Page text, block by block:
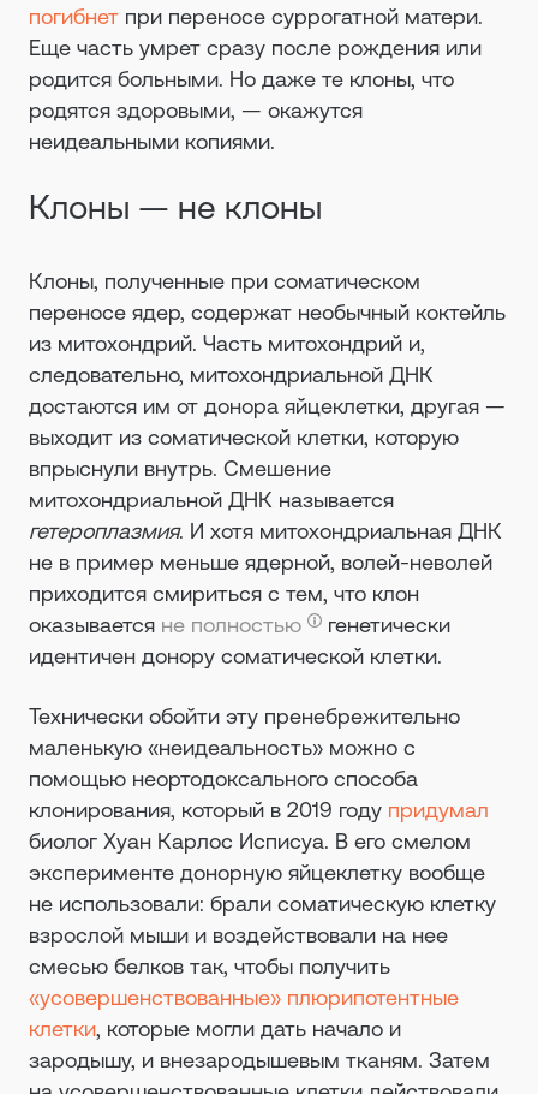
погибнет при переносе суррогатной матери.
Еще часть умрет сразу после рождения или
родится больными. Но даже те клоны, что
родятся здоровыми, — окажутся
неидеальными копиями.
Клоны — не клоны
Клоны, полученные при соматическом
переносе ядер, содержат необычный коктейль
из митохондрий. Часть митохондрий и,
следовательно, митохондриальной ДНК
достаются им от донора яйцеклетки, другая —
выходит из соматической клетки, которую
впрыснули внутрь. Смешение
митохондриальной ДНК называется
гетероплазмия. И хотя митохондриальная ДНК
не в пример меньше ядерной, волей-неволей
приходится смириться с тем, что клон
оказывается не полностью
генетически
идентичен донору соматической клетки.
Технически обойти эту пренебрежительно
маленькую «неидеальность» можно с
помощью неортодоксального способа
клонирования, который в 2019 году придумал
биолог Хуан Карлос Исписуа. В его смелом
эксперименте донорную яйцеклетку вообще
не использовали: брали соматическую клетку
взрослой мыши и воздействовали на нее
смесью белков так, чтобы получить
«усовершенствованные» плюрипотентные
клетки, которые могли дать начало и
зародышу, и внезародышевым тканям. Затем